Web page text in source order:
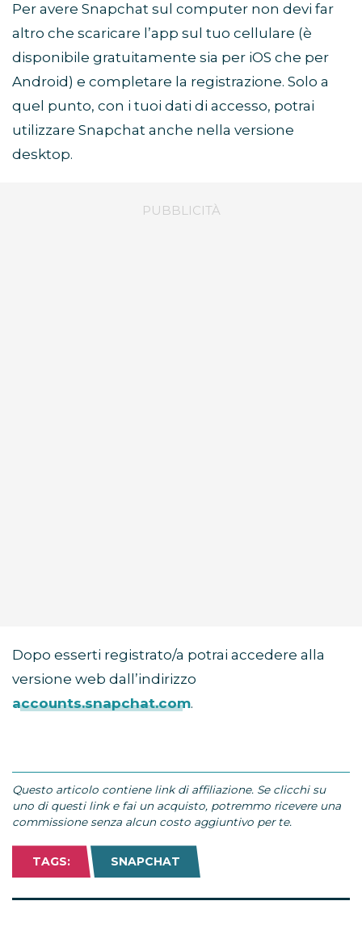
Per avere Snapchat sul computer non devi far
altro che scaricare l’app sul tuo cellulare (è
disponibile gratuitamente sia per iOS che per
Android) e completare la registrazione. Solo a
quel punto, con i tuoi dati di accesso, potrai
utilizzare Snapchat anche nella versione
desktop.
Dopo esserti registrato/a potrai accedere alla
versione web dall’indirizzo
accounts.snapchat.com.
Questo articolo contiene link di affiliazione. Se clicchi su
uno di questi link e fai un acquisto, potremmo ricevere una
commissione senza alcun costo aggiuntivo per te.
TAGS: SNAPCHAT